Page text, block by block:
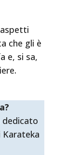
che gli è
e, si sa,